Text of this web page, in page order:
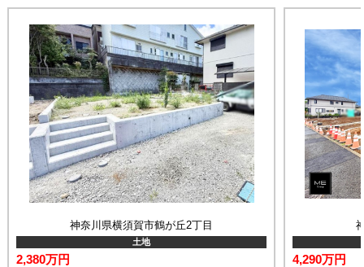
神奈川県横須賀市鶴が丘2丁目
土地
2,380万円 4,290万円